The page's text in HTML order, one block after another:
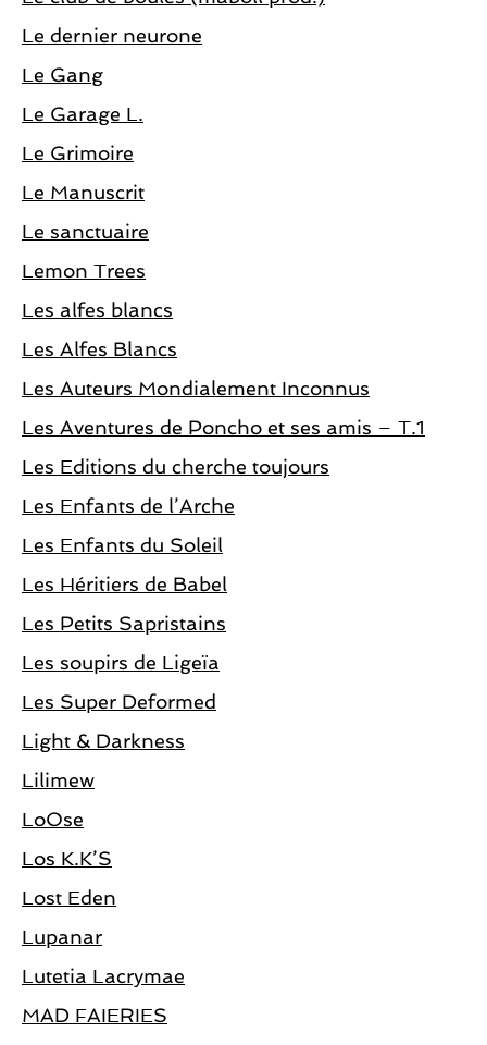
Le dernier neurone
Le Gang
Le Garage L.
Le Grimoire
Le Manuscrit
Le sanctuaire
Lemon Trees
Les alfes blancs
Les Alfes Blancs
Les Auteurs Mondialement Inconnus
Les Aventures de Poncho et ses amis – T.1
Les Editions du cherche toujours
Les Enfants de l’Arche
Les Enfants du Soleil
Les Héritiers de Babel
Les Petits Sapristains
Les soupirs de Ligeïa
Les Super Deformed
Light & Darkness
Lilimew
LoOse
Los K.K’S
Lost Eden
Lupanar
Lutetia Lacrymae
MAD FAIERIES